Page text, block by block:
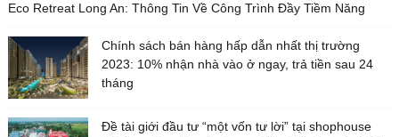
Eco Retreat Long An: Thông Tin Về Công Trình Đầy Tiềm Năng
Chính sách bán hàng hấp dẫn nhất thị trường
2023: 10% nhận nhà vào ở ngay, trả tiền sau 24
tháng
Đề tài giới đầu tư “một vốn tư lời” tại shophouse